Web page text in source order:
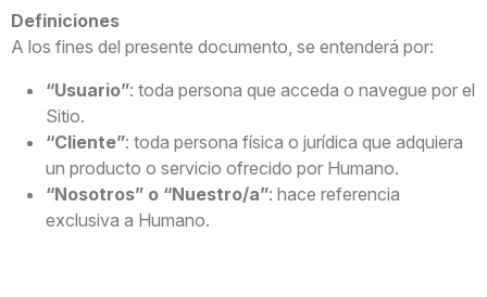
Definiciones
A los fines del presente documento, se entenderá por:
“Usuario”: toda persona que acceda o navegue por el
Sitio.
“Cliente”: toda persona física o jurídica que adquiera
un producto o servicio ofrecido por Humano.
“Nosotros” o “Nuestro/a”: hace referencia
exclusiva a Humano.